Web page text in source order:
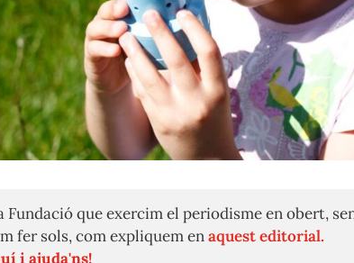
Fundació que exercim el periodisme en obert,
fer sols, com expliquem enaquest editorial.
i ajuda'ns!